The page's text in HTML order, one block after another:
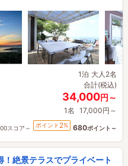
1泊 大人2名
合計(税込)
34,000円～
1名 17,000円～
スコア～ ポイント 2% 680ポイント～
！絶景テラスでプライベート